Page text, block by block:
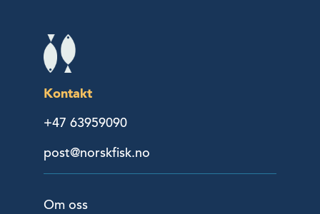
Kontakt
+47 63959090
post@norskfisk.no
Om oss